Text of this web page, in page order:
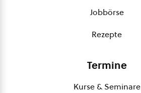
Jobbörse
Rezepte
Termine
Kurse & Seminare